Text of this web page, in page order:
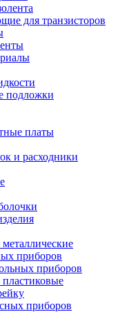
для транзисторов
подложки
платы
и расходники
приборов
приборов
приборов